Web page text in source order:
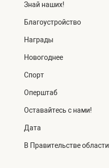
Знай наших!
Благоустройство
Награды
Новогоднее
Спорт
Оперштаб
Оставайтесь с нами!
Дата
В Правительстве области